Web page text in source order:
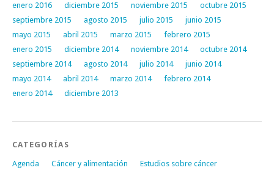
enero 2016
diciembre 2015 noviembre 2015
octubre 2015
septiembre 2015
agosto 2015 julio 2015
junio 2015
mayo 2015
abril 2015 marzo 2015
febrero 2015
enero 2015
diciembre 2014 noviembre 2014
octubre 2014
septiembre 2014
agosto 2014 julio 2014
junio 2014
mayo 2014
abril 2014 marzo 2014
febrero 2014
enero 2014
diciembre 2013
CATEGORÍAS
Agenda Cáncer y alimentación
Estudios sobre cáncer